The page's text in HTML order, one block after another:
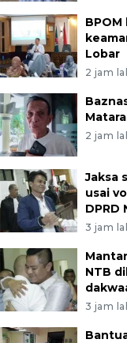
Lobar
2 jam
2 jam
Jaksa
usai
DPRD
3 jam
NTB
3 jam